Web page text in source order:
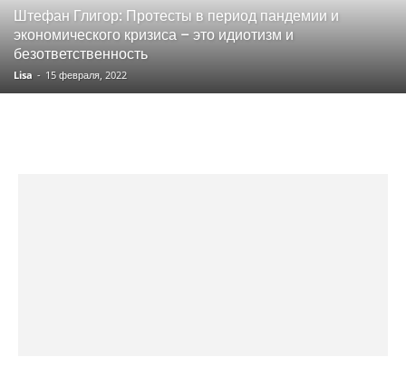
Штефан Глигор: Протесты в период пандемии и
экономического кризиса – это идиотизм и
безответственность
Lisa - 15 февраля, 2022